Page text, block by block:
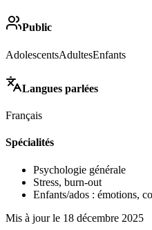
Public
AdolescentsAdultesEnfants
Langues parlées
Français
Spécialités
Psychologie générale
Stress, burn-out
Enfants/ados : émotions,
Mis à jour le 18 décembre 2025